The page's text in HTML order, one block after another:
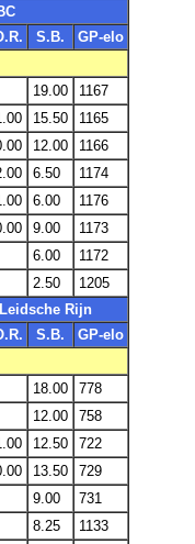
S.B.
GP-elo
19.00
1167
15.50
1165
12.00
1166
6.50
1174
6.00
1176
9.00
1173
6.00
1172
2.50
1205
Rijn
S.B.
GP-elo
18.00
778
12.00
758
12.50
722
13.50
729
9.00
731
8.25
1133